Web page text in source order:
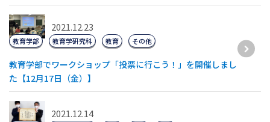
2021.12.23
教育学部でワークショップ「投票に行こう！」を開催しまし
た【12月17日（金）】
教育学部 教育学研究科 教育 その他
2021.12.14